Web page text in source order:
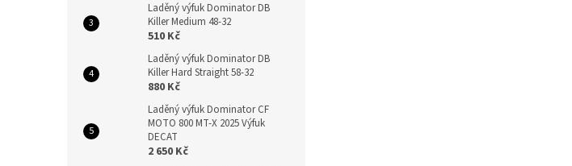
Laděný výfuk Dominator DB
Killer Medium 48-32
510 Kč
Laděný výfuk Dominator DB
Killer Hard Straight 58-32
880 Kč
Laděný výfuk Dominator CF
MOTO 800 MT-X 2025 Výfuk
DECAT
2 650 Kč